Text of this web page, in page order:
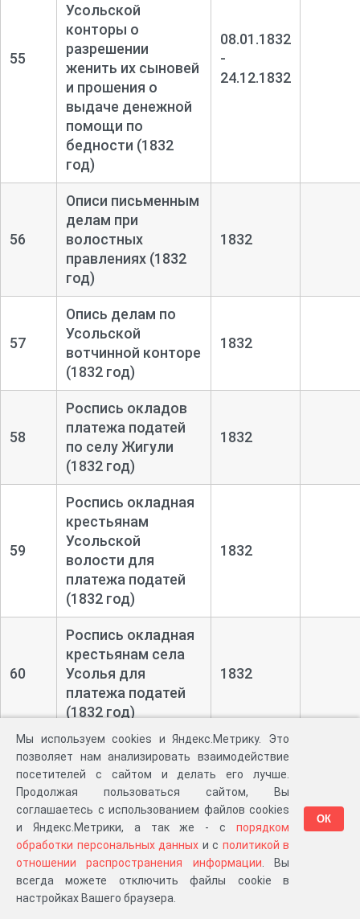
55
Усольской
конторы о
разрешении
женить их сыновей
и прошения о
выдаче денежной
помощи по
бедности (1832
год)
08.01.1832
-
24.12.1832
56
Описи письменным
делам при
волостных
правлениях (1832
год)
1832
57
Опись делам по
Усольской
вотчинной конторе
(1832 год)
1832
58
Роспись окладов
платежа податей
по селу Жигули
(1832 год)
1832
59
Роспись окладная
крестьянам
Усольской
волости для
платежа податей
(1832 год)
1832
60
Роспись окладная
крестьянам села
Усолья для
платежа податей
(1832 год)
1832
61
Окладная роспись
из числа душ тягол
для сбора оброка
по Усольской
волости (1832 год)
1832
62
Окладная роспись
для платежа
податей деревни
Мы используем cookies и Яндекс.Метрику. Это
позволяет нам анализировать взаимодействие
посетителей с сайтом и делать его лучше.
Продолжая пользоваться сайтом, Вы
соглашаетесь с использованием файлов cookies
и Яндекс.Метрики, а так же - с порядком
обработки персональных данных и с политикой в
отношении распространения информации . Вы
всегда можете отключить файлы cookie в
настройках Вашего браузера.
ОК